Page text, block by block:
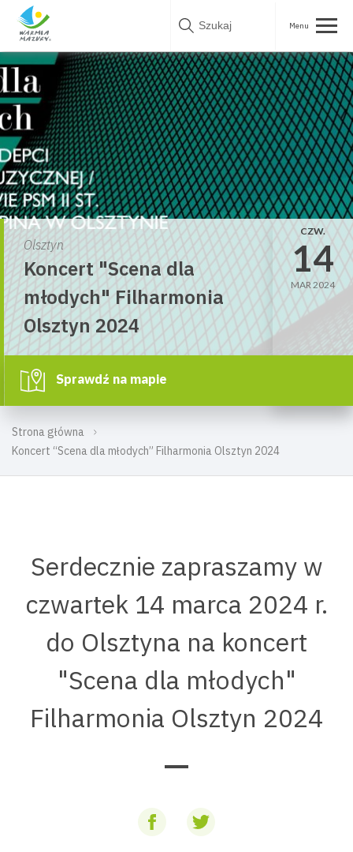
Skip
Strona główna
Koncert “Scena dla młodych” Filharmonia Olsztyn 2024
Olsztyn
Koncert "Scena dla
młodych" Filharmonia
Olsztyn 2024
CZW.
14
MAR 2024
Sprawdź na mapie
Serdecznie zapraszamy w
czwartek 14 marca 2024 r.
do Olsztyna na koncert
"Scena dla młodych"
Filharmonia Olsztyn 2024